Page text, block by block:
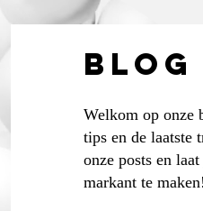
BLOG
Welkom op onze
tips en de laatste
onze posts en
markant te maken!